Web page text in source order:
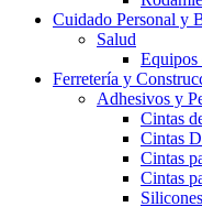
Cuidado Personal y
Salud
Equipos
Ferretería y
Adhesivos y
Cintas
Cintas
Cintas
Cintas
Silicones